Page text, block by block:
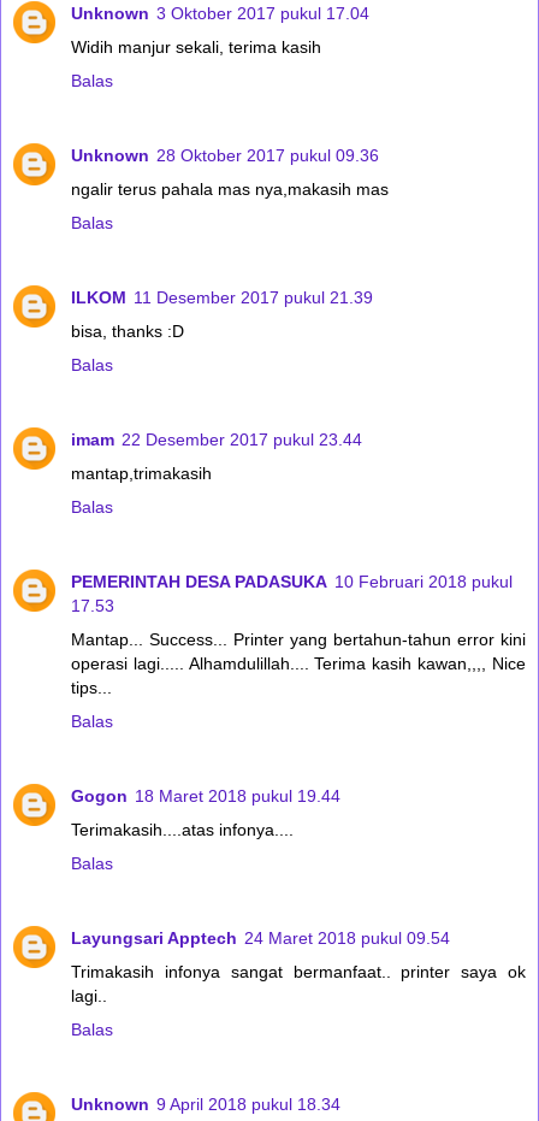
Unknown 3 Oktober 2017 pukul 17.04
Widih manjur sekali, terima kasih
Balas
Unknown 28 Oktober 2017 pukul 09.36
ngalir terus pahala mas nya,makasih mas
Balas
ILKOM 11 Desember 2017 pukul 21.39
bisa, thanks :D
Balas
imam 22 Desember 2017 pukul 23.44
mantap,trimakasih
Balas
PEMERINTAH DESA PADASUKA 10 Februari 2018 pukul
17.53
Mantap... Success... Printer yang bertahun-tahun error kini
operasi lagi..... Alhamdulillah.... Terima kasih kawan,,,, Nice
tips...
Balas
Gogon 18 Maret 2018 pukul 19.44
Terimakasih....atas infonya....
Balas
Layungsari Apptech 24 Maret 2018 pukul 09.54
Trimakasih infonya sangat bermanfaat.. printer saya ok
lagi..
Balas
Unknown 9 April 2018 pukul 18.34